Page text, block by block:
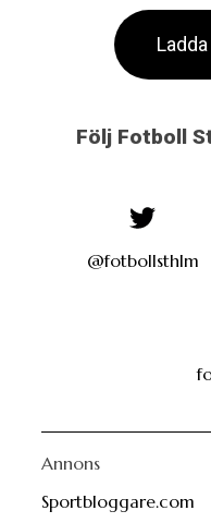
Följ Fotboll
@fotbollsthlm
Annons
Sportbloggare.com